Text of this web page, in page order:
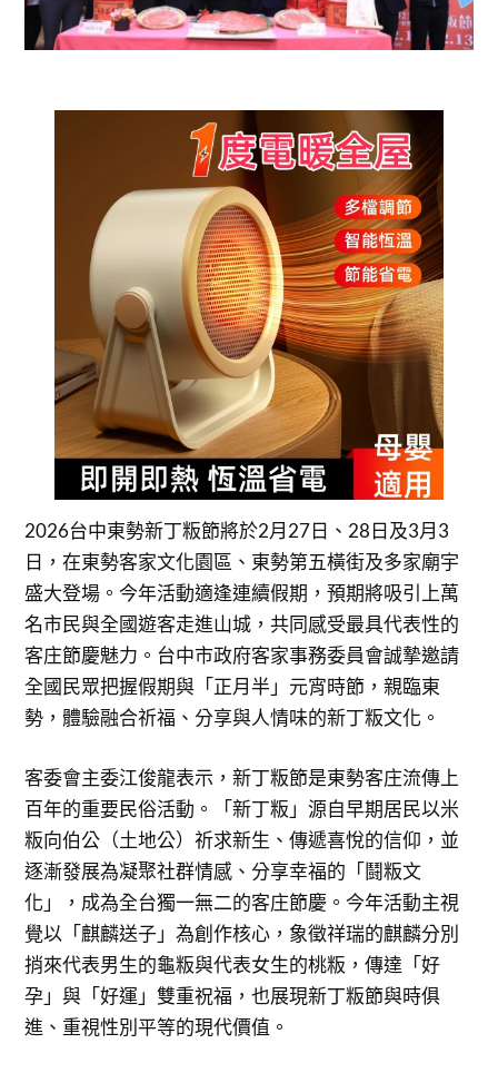
2026台中東勢新丁粄節將於2月27日、28日及3月3
日，在東勢客家文化園區、東勢第五橫街及多家廟宇
盛大登場。今年活動適逢連續假期，預期將吸引上萬
名市民與全國遊客走進山城，共同感受最具代表性的
客庄節慶魅力。台中市政府客家事務委員會誠摯邀請
全國民眾把握假期與「正月半」元宵時節，親臨東
勢，體驗融合祈福、分享與人情味的新丁粄文化。
客委會主委江俊龍表示，新丁粄節是東勢客庄流傳上
百年的重要民俗活動。「新丁粄」源自早期居民以米
粄向伯公（土地公）祈求新生、傳遞喜悅的信仰，並
逐漸發展為凝聚社群情感、分享幸福的「鬪粄文
化」，成為全台獨一無二的客庄節慶。今年活動主視
覺以「麒麟送子」為創作核心，象徵祥瑞的麒麟分別
捎來代表男生的龜粄與代表女生的桃粄，傳達「好
孕」與「好運」雙重祝福，也展現新丁粄節與時俱
進、重視性別平等的現代價值。